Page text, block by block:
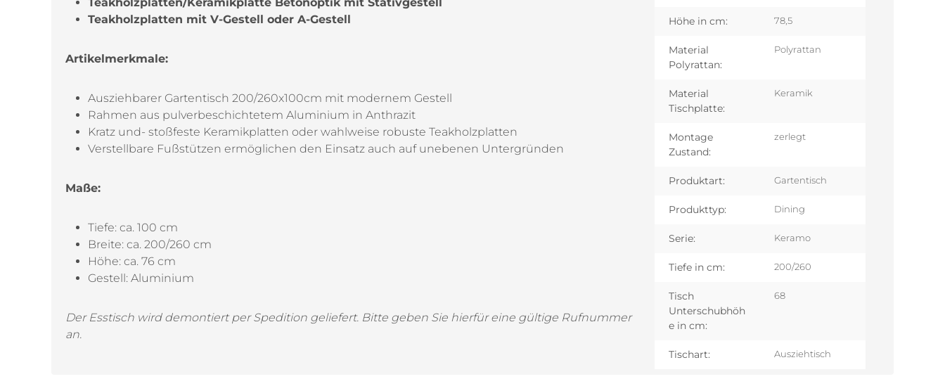
Teakholzplatten mit V-Gestell oder A-Gestell
Artikelmerkmale:
Ausziehbarer Gartentisch 200/260x100cm mit modernem Gestell
Rahmen aus pulverbeschichtetem Aluminium in Anthrazit
Kratz und- stoßfeste Keramikplatten oder wahlweise robuste Teakholzplatten
Verstellbare Fußstützen ermöglichen den Einsatz auch auf unebenen Untergründen
Maße:
Tiefe: ca. 100 cm
Breite: ca. 200/260 cm
Höhe: ca. 76 cm
Gestell: Aluminium
Der Esstisch wird demontiert per Spedition geliefert. Bitte geben Sie hierfür eine gültige Rufnummer
an.
Höhe in cm: 78,5
Material
Polyrattan:
Polyrattan
Material
Tischplatte:
Keramik
Montage
Zustand:
zerlegt
Produktart: Gartentisch
Produkttyp: Dining
Serie: Keramo
Tiefe in cm: 200/260
Tisch
Unterschubhöh
e in cm:
68
Tischart: Ausziehtisch